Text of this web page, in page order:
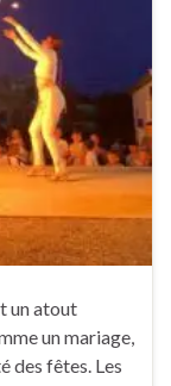
un atout
un mariage,
des fêtes. Les